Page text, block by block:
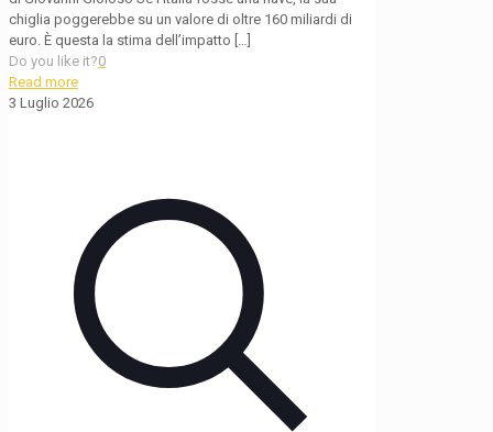
chiglia poggerebbe su un valore di oltre 160 miliardi di
euro. È questa la stima dell’impatto […]
Do you like it?0
Read more
3 Luglio 2026